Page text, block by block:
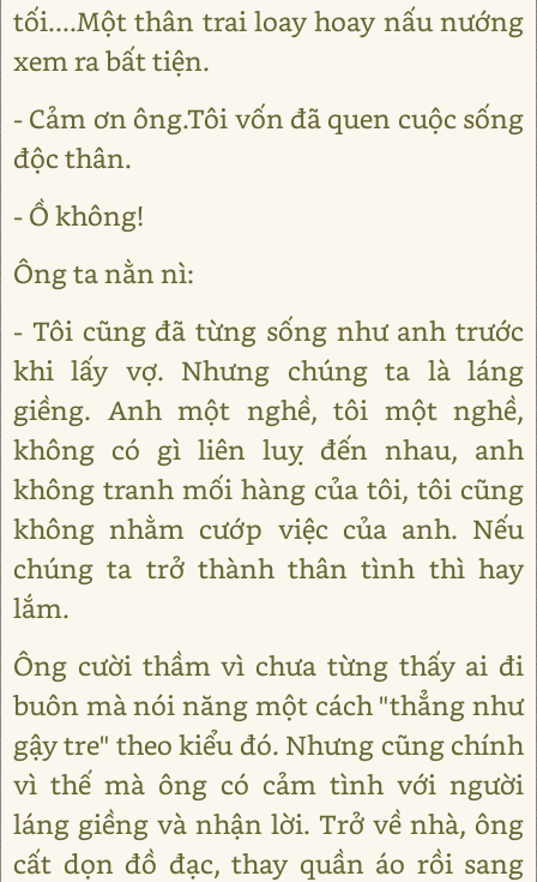
tối....Một thân trai loay hoay nấu nướng
xem ra bất tiện.
- Cảm ơn ông.Tôi vốn đã quen cuộc sống
độc thân.
- Ồ không!
Ông ta nằn nì:
- Tôi cũng đã từng sống như anh trước
khi lấy vợ. Nhưng chúng ta là láng
giềng. Anh một nghề, tôi một nghề,
không có gì liên luỵ đến nhau, anh
không tranh mối hàng của tôi, tôi cũng
không nhằm cướp việc của anh. Nếu
chúng ta trở thành thân tình thì hay
lắm.
Ông cười thầm vì chưa từng thấy ai đi
buôn mà nói năng một cách "thẳng như
gậy tre" theo kiểu đó. Nhưng cũng chính
vì thế mà ông có cảm tình với người
láng giềng và nhận lời. Trở về nhà, ông
cất dọn đồ đạc, thay quần áo rồi sang